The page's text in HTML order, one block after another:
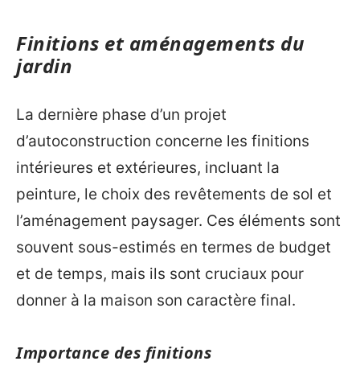
Finitions et aménagements du
jardin
La dernière phase d’un projet
d’autoconstruction concerne les finitions
intérieures et extérieures, incluant la
peinture, le choix des revêtements de sol et
l’aménagement paysager. Ces éléments sont
souvent sous-estimés en termes de budget
et de temps, mais ils sont cruciaux pour
donner à la maison son caractère final.
Importance des finitions